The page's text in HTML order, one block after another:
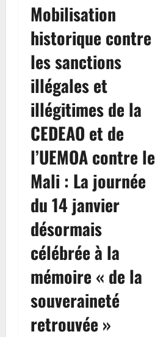
Mobilisation
historique contre
les sanctions
illégales et
illégitimes de la
CEDEAO et de
l’UEMOA contre le
Mali : La journée
du 14 janvier
désormais
célébrée à la
mémoire « de la
souveraineté
retrouvée »